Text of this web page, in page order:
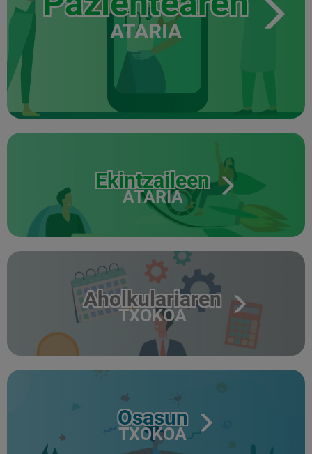
ATARIA
Ekintzaileen
ATARIA
Aholkulariaren
TXOKOA
Osasun
TXOKOA